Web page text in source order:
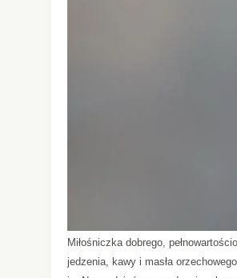
Miłośniczka dobrego,
jedzenia, kawy i masła